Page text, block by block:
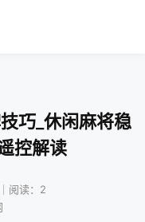
巧_休闲麻将稳
控解读
阅读：2